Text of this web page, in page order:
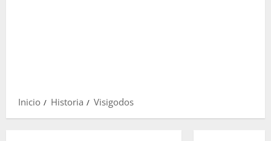
Inicio Historia Visigodos